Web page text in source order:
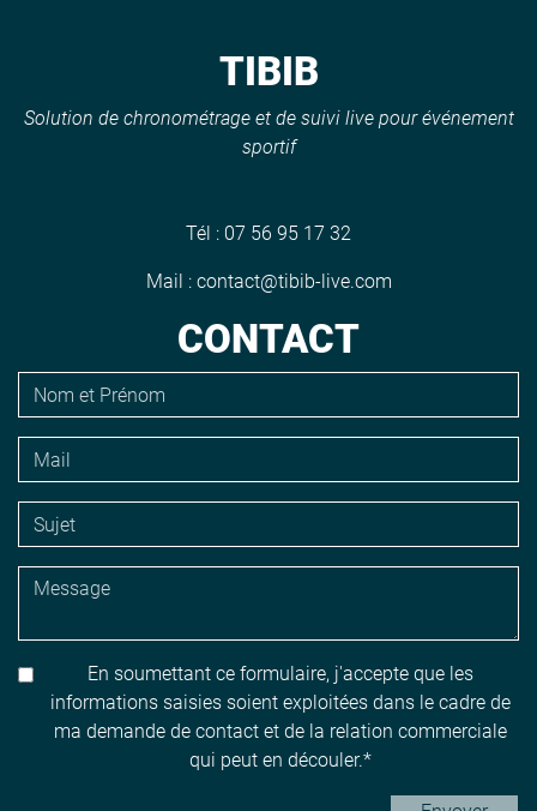
TIBIB
Solution de chronométrage et de suivi live pour événement
sportif
Tél : 07 56 95 17 32
Mail : contact@tibib-live.com
CONTACT
En soumettant ce formulaire, j'accepte que les
informations saisies soient exploitées dans le cadre de
ma demande de contact et de la relation commerciale
qui peut en découler.